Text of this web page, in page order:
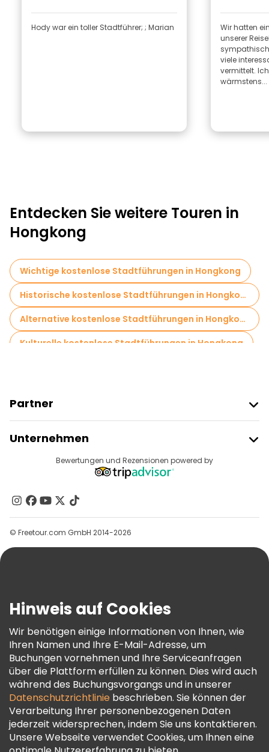
Hody war ein toller Stadtführer; ; Marian
Wir hatten
unserer
viele
vermittelt.
wärmstens...
Entdecken Sie weitere Touren in
Hongkong
Wichtige kostenlose Stadtführungen in Hongkong
Historische kostenlose Stadtführungen in Hongkong
Alternative kostenlose Stadtführungen in Hongkong
Kulturelle kostenlose Stadtführungen in Hongkong
Lokale Verkostungstouren in Hongkong
Kostenlose Tagesausflüge in Hongkong
Partner
Anbieter-Anmeldung
Affiliate-Programm
Unternehmen
Reiseziele
Kontakt
Gruppen
Hilfe
AGB Und Rechtliches
Cookie-Richtlinie
Freetour Auszeichnungen
Treueprogramm
Bewertungen und Rezensionen powered by
© Freetour.com GmbH 2014-2026
Hinweis auf Cookies
Wir benötigen einige Informationen von Ihnen, wie
Ihren Namen und Ihre E-Mail-Adresse, um
Buchungen vornehmen und Ihre Serviceanfragen
über die Plattform erfüllen zu können. Dies wird auch
während des Buchungsvorgangs und in unserer
Datenschutzrichtlinie beschrieben. Sie können der
Verarbeitung Ihrer personenbezogenen Daten
jederzeit widersprechen, indem Sie uns kontaktieren.
Unsere Webseite verwendet Cookies, um Ihnen eine